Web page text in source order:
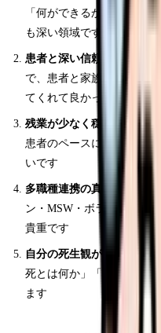
「何ができるか」を考え
も深い領域です
患者と深い信頼関係を築け
で、患者と家族から深い
てくれて良かった」という
残業が少なく穏やかな環境
患者のペースに合わせた
いです
多職種連携の真髄を学べる
ン・MSW・ボランティア
貴重です
自分の死生観が深まる： 多
死とは何か」「自分はどう
ます